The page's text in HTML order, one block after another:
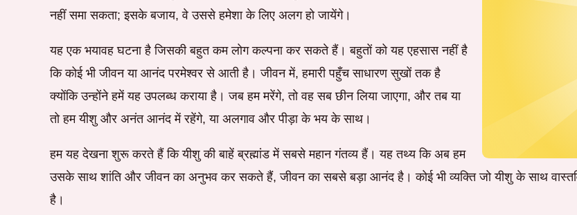
नहीं समा सकता; इसके बजाय, वे उससे हमेशा के लिए अलग हो जायेंगे।
यह एक भयावह घटना है जिसकी बहुत कम लोग कल्पना कर सकते हैं। बहुतों को यह एहसास नहीं है
कि कोई भी जीवन या आनंद परमेश्वर से आती है। जीवन में, हमारी पहुँच साधारण सुखों तक है
क्योंकि उन्होंने हमें यह उपलब्ध कराया है। जब हम मरेंगे, तो वह सब छीन लिया जाएगा, और तब या
तो हम यीशु और अनंत आनंद में रहेंगे, या अलगाव और पीड़ा के भय के साथ।
हम यह देखना शुरू करते हैं कि यीशु की बाहें ब्रह्मांड में सबसे महान गंतव्य हैं। यह तथ्य कि अब हम
उसके साथ शांति और जीवन का अनुभव कर सकते हैं, जीवन का सबसे बड़ा आनंद है। कोई भी व्यक्ति जो यीशु के साथ
है।